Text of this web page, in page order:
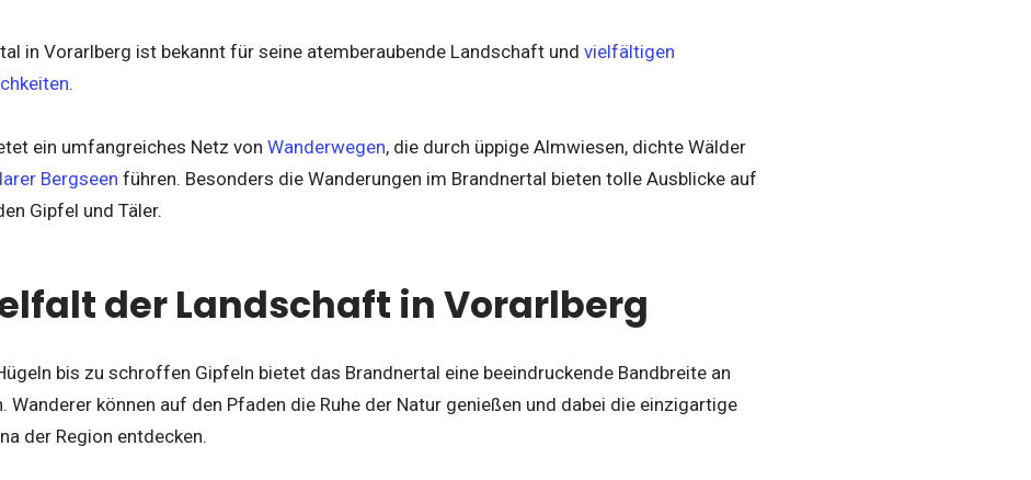
in Vorarlberg ist bekannt für seine atemberaubende Landschaft und vielfältigen
.
ein umfangreiches Netz von Wanderwegen, die durch üppige Almwiesen, dichte Wälder
Bergseen führen. Besonders die Wanderungen im Brandnertal bieten tolle Ausblicke auf
Gipfel und Täler.
der Landschaft in Vorarlberg
bis zu schroffen Gipfeln bietet das Brandnertal eine beeindruckende Bandbreite an
Wanderer können auf den Pfaden die Ruhe der Natur genießen und dabei die einzigartige
der Region entdecken.